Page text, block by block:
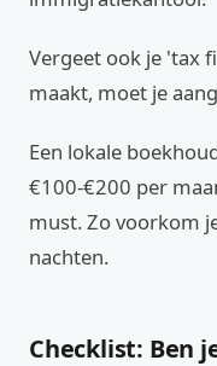
Vergeet ook je 'tax
maakt, moet je
Een lokale
€100-€200 per
must. Zo voorkom
nachten.
Checklist: Ben